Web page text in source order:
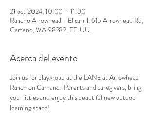
21 oct 2024, 10:00 – 11:00
Rancho Arrowhead - El carril, 615 Arrowhead Rd,
Camano, WA 98282, EE. UU.
Acerca del evento
Join us for playgroup at the LANE at Arrowhead
Ranch on Camano.  Parents and caregivers, bring
your littles and enjoy this beautiful new outdoor
learning space!